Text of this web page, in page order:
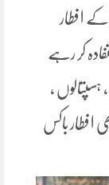
افطار
کر رہے
،
افطار باکس